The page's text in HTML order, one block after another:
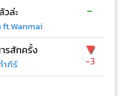
วล่ะ -
รสักครั้ง
ภีร์
▼
-3